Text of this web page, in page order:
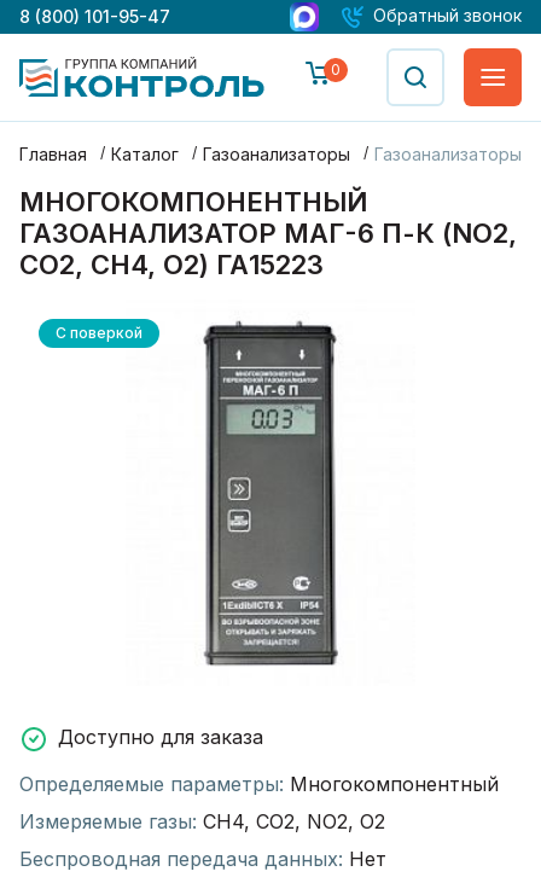
8 (800) 101-95-47 Обратный звонок
0
Главная Каталог Газоанализаторы Газоанализаторы
МНОГОКОМПОНЕНТНЫЙ
ГАЗОАНАЛИЗАТОР МАГ-6 П-К (NO2,
CO2, CH4, O2) ГА15223
С поверкой
Доступно для заказа
Определяемые параметры: Многокомпонентный
Измеряемые газы: CH4, CO2, NO2, O2
Беспроводная передача данных: Нет